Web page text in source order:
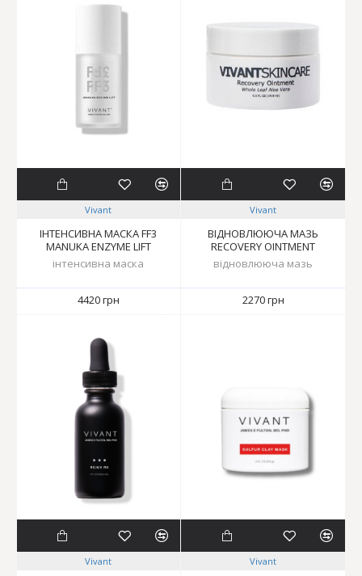
Vivant
ІНТЕНСИВНА МАСКА FF3
MANUKA ENZYME LIFT
інтенсивна маска
4420 грн
Vivant
ВІДНОВЛЮЮЧА МАЗЬ
RECOVERY OINTMENT
відновлююча мазь
2270 грн
Vivant Vivant